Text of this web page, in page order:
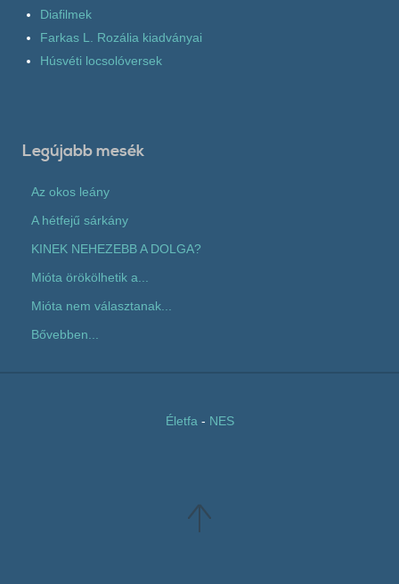
Diafilmek
Farkas L. Rozália kiadványai
Húsvéti locsolóversek
Legújabb mesék
Az okos leány
A hétfejű sárkány
KINEK NEHEZEBB A DOLGA?
Mióta örökölhetik a...
Mióta nem választanak...
Bővebben...
Életfa - NES